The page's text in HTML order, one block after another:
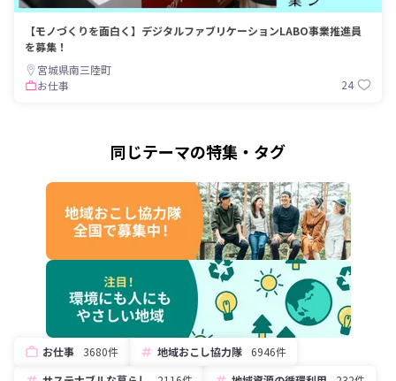
【モノづくりを面白く】デジタルファブリケーションLABO事業推進員
を募集！
宮城県南三陸町
お仕事
24
同じテーマの特集・タグ
お仕事 3680件 地域おこし協力隊
6946件